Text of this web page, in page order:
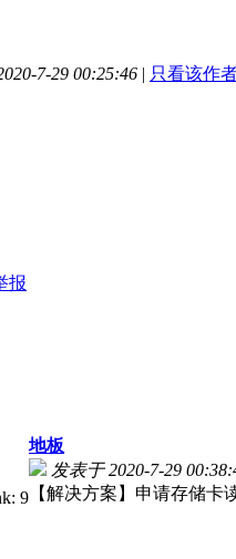
7-29 00:25:46 | 只看该作
报
地板
发表于 2020-7-29
【解决方案】申请存储卡